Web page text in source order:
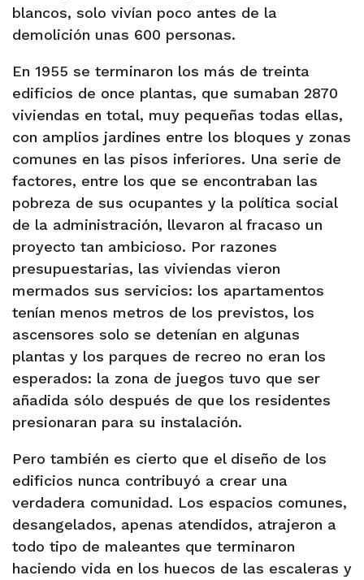
blancos, solo vivían poco antes de la
demolición unas 600 personas.
En 1955 se terminaron los más de treinta
edificios de once plantas, que sumaban 2870
viviendas en total, muy pequeñas todas ellas,
con amplios jardines entre los bloques y zonas
comunes en las pisos inferiores. Una serie de
factores, entre los que se encontraban las
pobreza de sus ocupantes y la política social
de la administración, llevaron al fracaso un
proyecto tan ambicioso. Por razones
presupuestarias, las viviendas vieron
mermados sus servicios: los apartamentos
tenían menos metros de los previstos, los
ascensores solo se detenían en algunas
plantas y los parques de recreo no eran los
esperados: la zona de juegos tuvo que ser
añadida sólo después de que los residentes
presionaran para su instalación.
Pero también es cierto que el diseño de los
edificios nunca contribuyó a crear una
verdadera comunidad. Los espacios comunes,
desangelados, apenas atendidos, atrajeron a
todo tipo de maleantes que terminaron
haciendo vida en los huecos de las escaleras y